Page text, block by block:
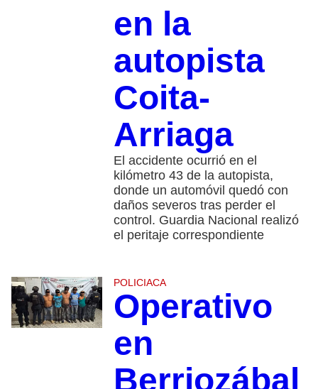
en la
autopista
Coita-
Arriaga
El accidente ocurrió en el
kilómetro 43 de la autopista,
donde un automóvil quedó con
daños severos tras perder el
control. Guardia Nacional realizó
el peritaje correspondiente
POLICIACA
Operativo
en
Berriozábal